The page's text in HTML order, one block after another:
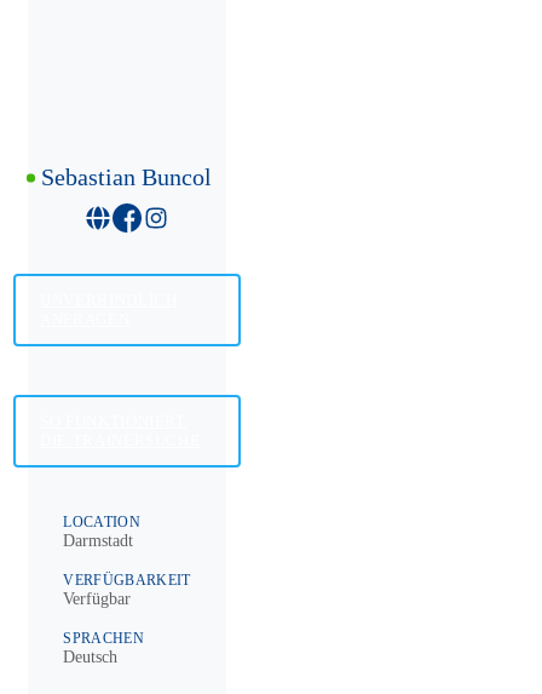
Sebastian Buncol
LOCATION
Darmstadt
VERFÜGBARKEIT
Verfügbar
SPRACHEN
Deutsch